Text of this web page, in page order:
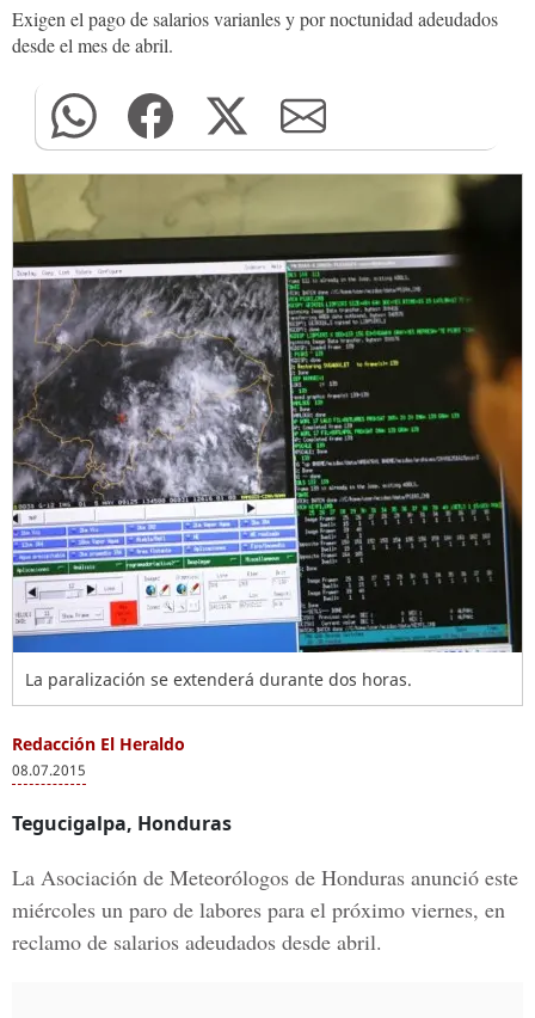
Exigen el pago de salarios varianles y por noctunidad adeudados
desde el mes de abril.
La paralización se extenderá durante dos horas.
Redacción El Heraldo
08.07.2015
Tegucigalpa, Honduras
La Asociación de Meteorólogos de Honduras anunció este
miércoles un paro de labores para el próximo viernes, en
reclamo de salarios adeudados desde abril.